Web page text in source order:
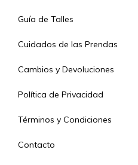
Guía de Talles
Cuidados de las Prendas
Cambios y Devoluciones
Política de Privacidad
Términos y Condiciones
Contacto